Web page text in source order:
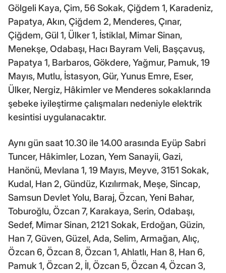
Gölgeli Kaya, Çim, 56 Sokak, Çiğdem 1, Karadeniz,
Papatya, Akın, Çiğdem 2, Menderes, Çınar,
Çiğdem, Gül 1, Ülker 1, İstiklal, Mimar Sinan,
Menekşe, Odabaşı, Hacı Bayram Veli, Başçavuş,
Papatya 1, Barbaros, Gökdere, Yağmur, Pamuk, 19
Mayıs, Mutlu, İstasyon, Gür, Yunus Emre, Eser,
Ülker, Nergiz, Hâkimler ve Menderes sokaklarında
şebeke iyileştirme çalışmaları nedeniyle elektrik
kesintisi uygulanacaktır.
Aynı gün saat 10.30 ile 14.00 arasında Eyüp Sabri
Tuncer, Hâkimler, Lozan, Yem Sanayii, Gazi,
Hanönü, Mevlana 1, 19 Mayıs, Meyve, 3151 Sokak,
Kudal, Han 2, Gündüz, Kızılırmak, Meşe, Sincap,
Samsun Devlet Yolu, Baraj, Özcan, Yeni Bahar,
Toburoğlu, Özcan 7, Karakaya, Serin, Odabaşı,
Sedef, Mimar Sinan, 2121 Sokak, Erdoğan, Güzin,
Han 7, Güven, Güzel, Ada, Selim, Armağan, Alıç,
Özcan 6, Özcan 8, Özcan 1, Ahlatlı, Han 8, Han 6,
Pamuk 1, Özcan 2, İl, Özcan 5, Özcan 4, Özcan 3,